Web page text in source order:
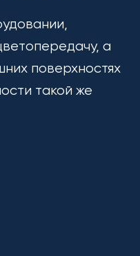
а
поверхностях
такой же